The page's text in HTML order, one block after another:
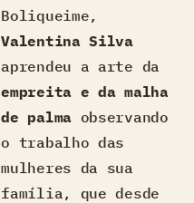
Boliqueime,
Valentina Silva
aprendeu a arte da
empreita e da malha
de palmaobservando
o trabalho das
mulheres da sua
família, que desde